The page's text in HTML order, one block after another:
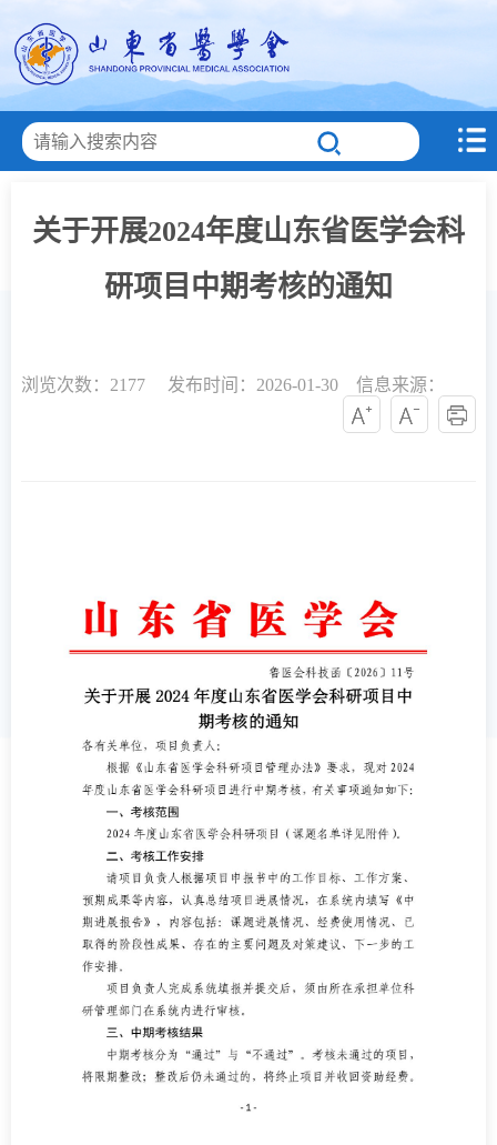
关于开展2024年度山东省医学会科
研项目中期考核的通知
浏览次数： 2177 发布时间：2026-01-30 信息来源：